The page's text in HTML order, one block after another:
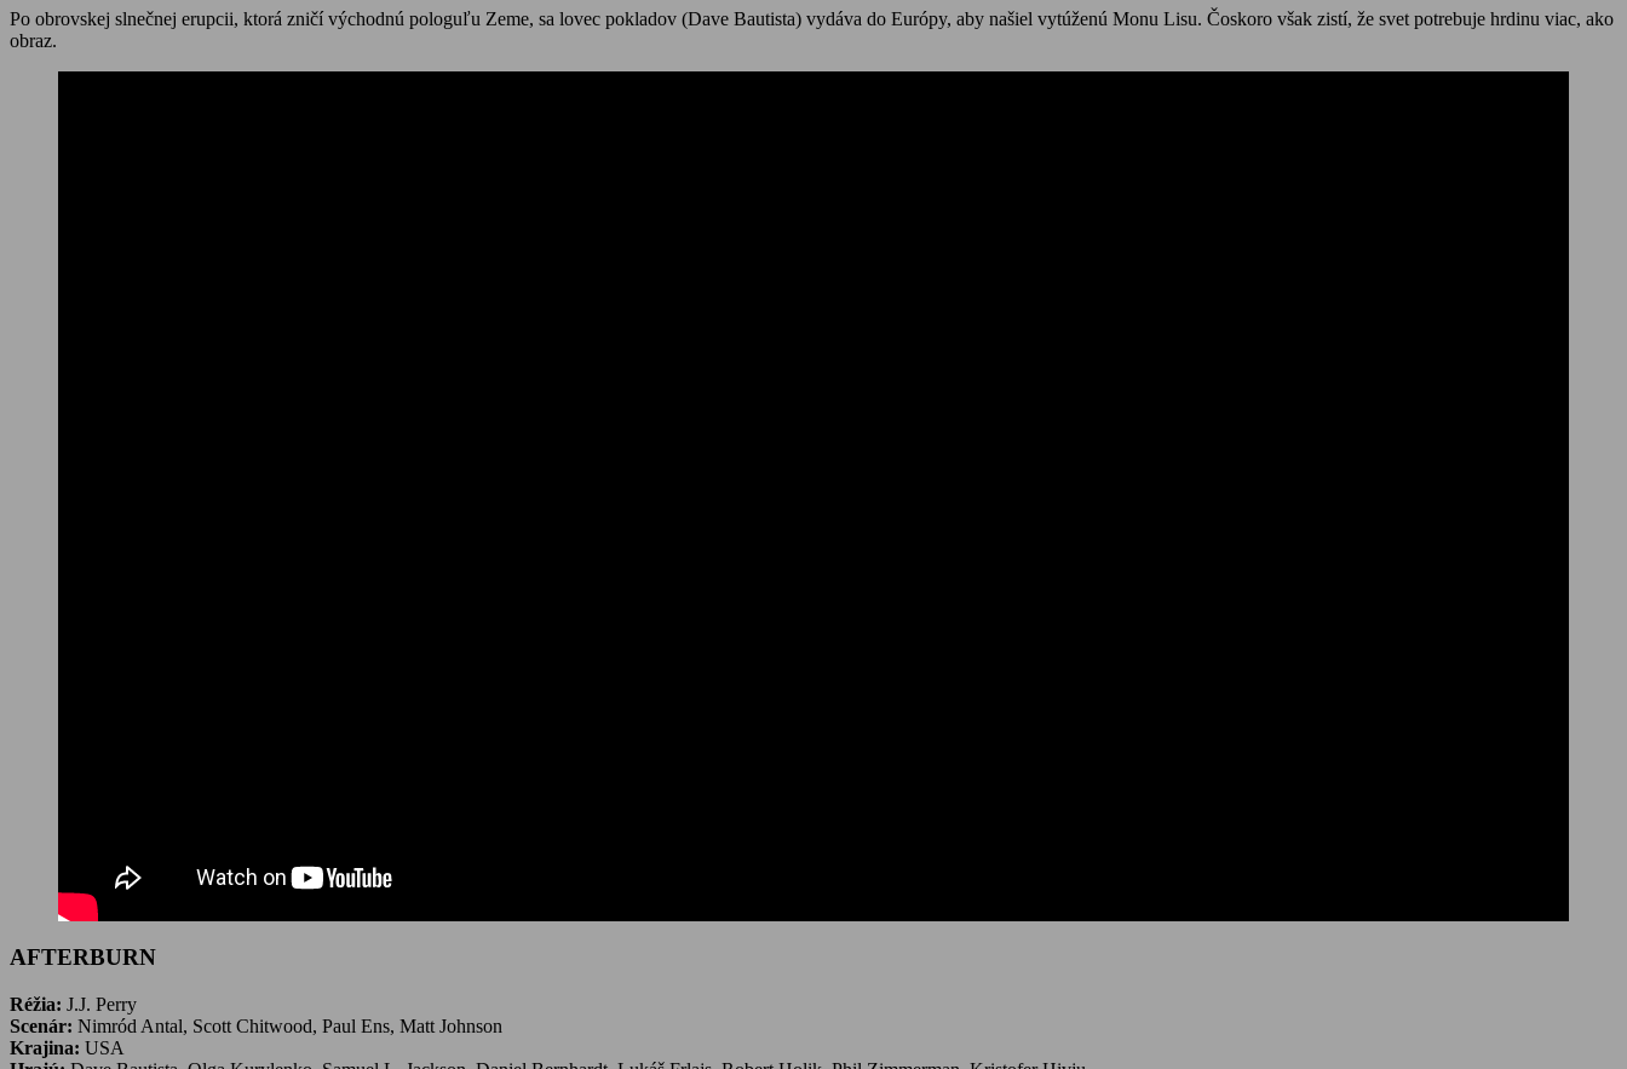
Po obrovskej slnečnej erupcii, ktorá zničí východnú pologuľu Zeme, sa lovec pokladov (Dave Bautista) vydáva do Európy, aby našiel vytúženú Monu Lisu. Čoskoro však zistí, že svet potrebuje hrdinu viac, ako
obraz.
AFTERBURN
Réžia: J.J. Perry
Scenár: Nimród Antal, Scott Chitwood, Paul Ens, Matt Johnson
Krajina: USA